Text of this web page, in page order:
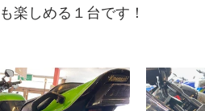
楽しめる１台です！